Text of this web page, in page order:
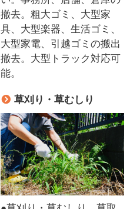
撤去。粗大ゴミ、大型家
具、大型楽器、生活ゴミ、
大型家電、引越ゴミの搬出
撤去。大型トラック対応可
能。
草刈り・草むしり